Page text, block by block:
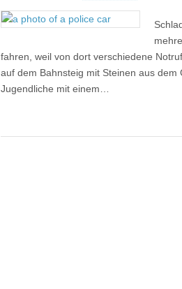
fahren, weil von dort verschiedene
auf dem Bahnsteig mit Steinen aus
Jugendliche mit einem…